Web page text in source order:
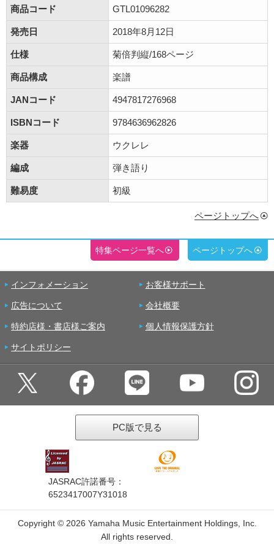
商品コード
GTL01096282
発売日 2018年8月12日
仕様 菊倍判縦/168ページ
商品構成 楽譜
JANコード 4947817276968
ISBNコード 9784636962826
楽器 ウクレレ
編成 弾き語り
難易度 初級
ページトップへ
特集ページ一覧へ ページトップへ
インフォメーション お客様サポート
広告について 会社概要
特約店様・書店様ご案内 個人情報保護方針
サイトポリシー
PC版で見る
JASRAC許諾番号：
6523417007Y31018
Copyright © 2026 Yamaha Music Entertainment Holdings, Inc.
All rights reserved.